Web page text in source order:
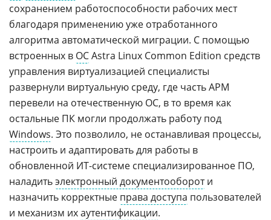
сохранением работоспособности рабочих мест
благодаря применению уже отработанного
алгоритма автоматической миграции. С помощью
встроенных в ОСAstra Linux Common Edition средств
управления виртуализацией специалисты
развернули виртуальную среду, где часть АРМ
перевели на отечественную ОС, в то время как
остальные ПК могли продолжать работу под
Windows. Это позволило, не останавливая процессы,
настроить и адаптировать для работы в
обновленной ИТ-системе специализированное ПО,
наладитьэлектронный документообороти
назначить корректные права доступа пользователей
и механизм ихаутентификации.